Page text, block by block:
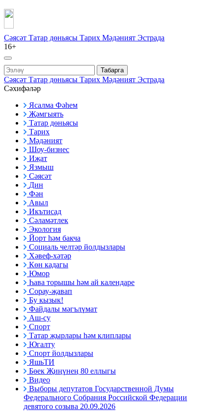
Сәясәт Татар дөньясы Тарих Мәдәният Эстрада
16+
Табарга
Сәясәт Татар дөньясы Тарих Мәдәният Эстрада
Сәхифәләр
Ясалма Фәһем
Җәмгыять
Татар дөньясы
Тарих
Мәдәният
Шоу-бизнес
Иҗат
Язмыш
Сәясәт
Дин
Фән
Авыл
Икътисад
Сәламәтлек
Экология
Йорт һәм бакча
Социаль челтәр йолдызлары
Хәвеф-хәтәр
Көн кадагы
Юмор
Һава торышы һәм ай календаре
Сорау-җавап
Бу кызык!
Файдалы мәгълүмат
Аш-су
Спорт
Татар җырлары һәм клиплары
Югалту
Спорт йолдызлары
ЯшьТИ
Бөек Җиңүнең 80 еллыгы
Видео
Выборы депутатов Государственной Думы
Федерального Собрания Российской Федерации
девятого созыва 20.09.2026